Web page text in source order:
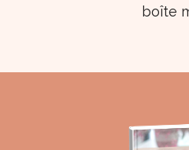
boîte